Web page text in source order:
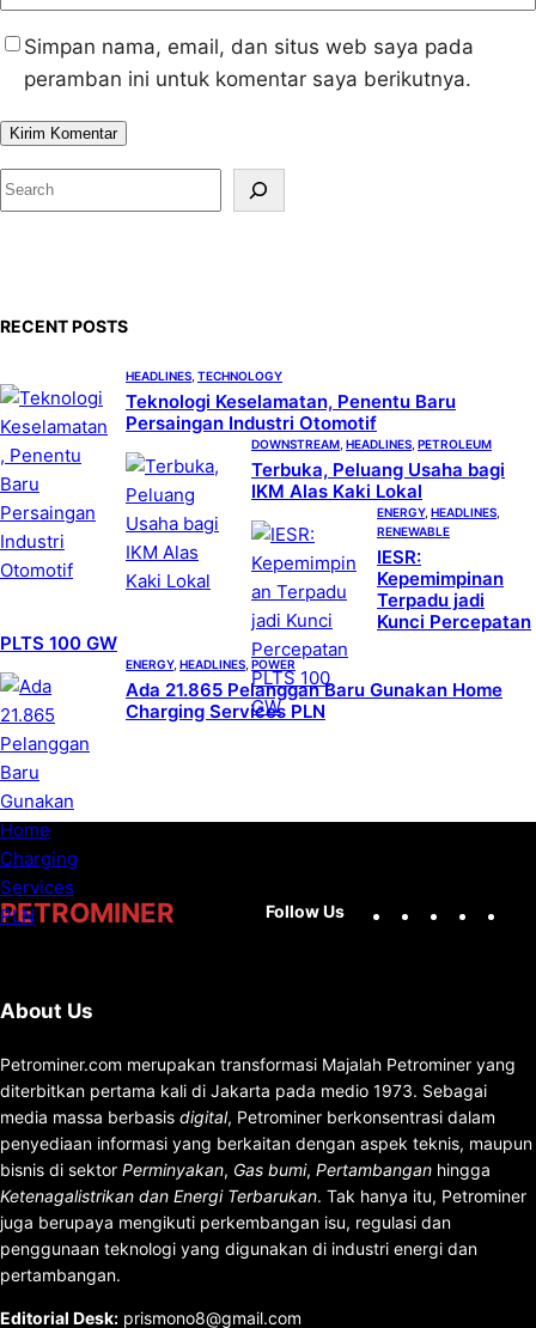
Simpan nama, email, dan situs web saya pada
peramban ini untuk komentar saya berikutnya.
S
e
RECENT POSTS
HEADLINES TECHNOLOGY
Teknologi Keselamatan, Penentu Baru
Persaingan Industri Otomotif
DOWNSTREAM HEADLINES PETROLEUM
Terbuka, Peluang Usaha bagi
IKM Alas Kaki Lokal
ENERGY, HEADLINES
RENEWABLE
IESR:
Kepemimpinan
Terpadu jadi
Kunci Percepatan
PLTS 100 GW
ENERGY, HEADLINES POWER
Ada 21.865 Pelanggan Baru Gunakan Home
Charging Services PLN
PETROMINER Follow Us
About Us
Petrominer.com merupakan transformasi Majalah Petrominer yang
diterbitkan pertama kali di Jakarta pada medio 1973. Sebagai
media massa berbasis digital, Petrominer berkonsentrasi dalam
penyediaan informasi yang berkaitan dengan aspek teknis, maupun
bisnis di sektor Perminyakan, Gas bumi, Pertambangan hingga
Ketenagalistrikan dan Energi Terbarukan. Tak hanya itu, Petrominer
juga berupaya mengikuti perkembangan isu, regulasi dan
penggunaan teknologi yang digunakan di industri energi dan
pertambangan.
Editorial Desk: prismono8@gmail.com